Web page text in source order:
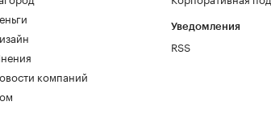
компаний
Уведомления
RSS